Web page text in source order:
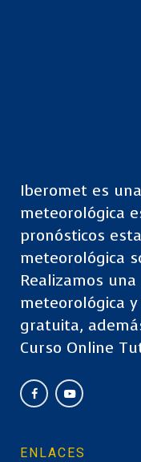
Iberomet es
meteorológica
pronósticos
meteorológica
Realizamos
meteorológica
gratuita,
Curso Online
ENLACES